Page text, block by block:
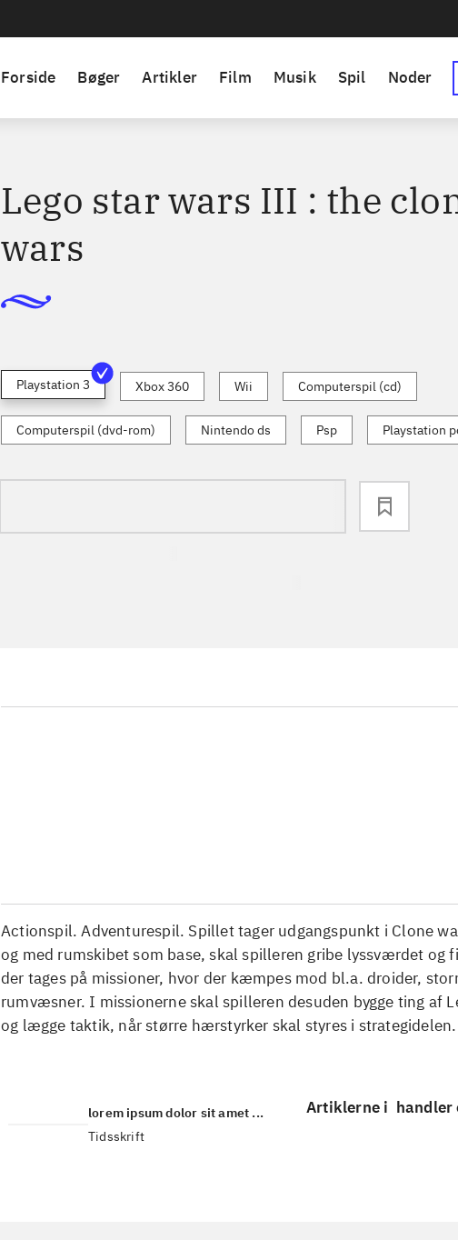
Forside Bøger Artikler Film Musik Spil Noder
Lego star wars III : the
wars
Playstation 3 Xbox 360 Wii Computerspil (cd)
Computerspil (dvd-rom) Nintendo ds Psp Playstation
Actionspil. Adventurespil. Spillet tager udgangspunkt i Clone
og med rumskibet som base, skal spilleren gribe lyssværdet og
der tages på missioner, hvor der kæmpes mod bl.a. droider,
rumvæsner. I missionerne skal spilleren desuden bygge ting af
og lægge taktik, når større hærstyrker skal styres i strategidelen.
lorem ipsum dolor sit amet ...
Tidsskrift
Artiklerne i handler